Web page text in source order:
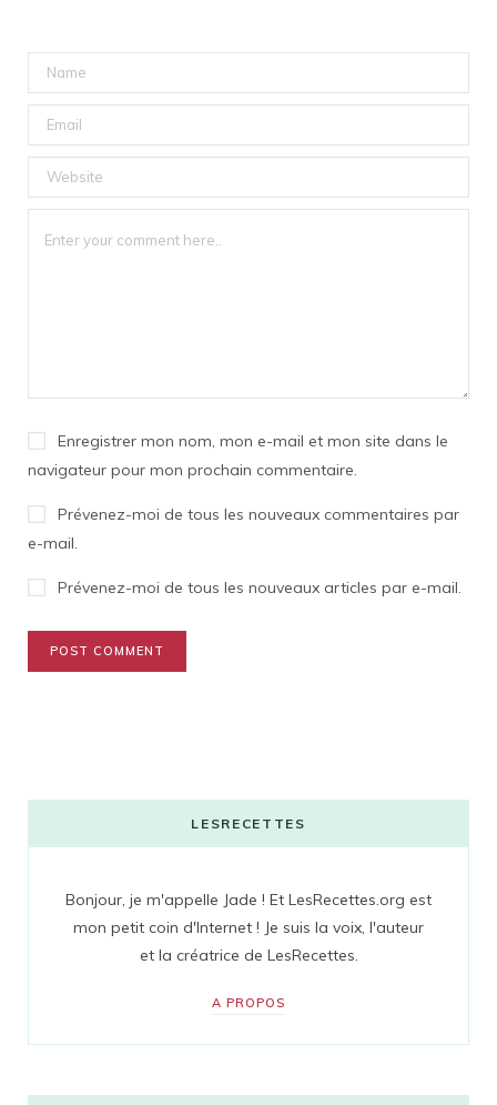
Enregistrer mon nom, mon e-mail et mon site dans le
navigateur pour mon prochain commentaire.
Prévenez-moi de tous les nouveaux commentaires par
e-mail.
Prévenez-moi de tous les nouveaux articles par e-mail.
LESRECETTES
Bonjour, je m'appelle Jade ! Et LesRecettes.org est
mon petit coin d'Internet ! Je suis la voix, l'auteur
et la créatrice de LesRecettes.
A PROPOS